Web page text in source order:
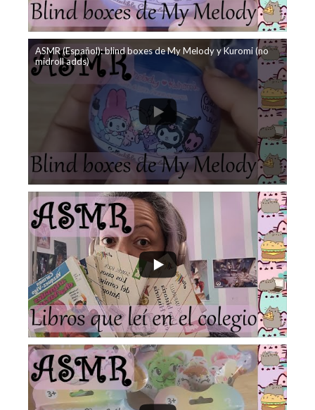
ASMR (Español): blind boxes de My Melody y Kuromi (no
midroll adds)